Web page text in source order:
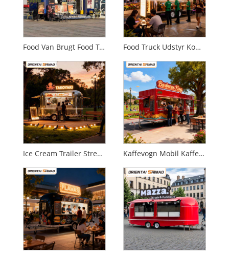
Food Van Brugt Food Truck Til salg Mobil Køkken Catering Food Trailer Food Truck Food Truck Udstyr Kommercielt Køkkenudstyr Catering Mobil Food Trailer Food Truck
Ice Cream Trailer Street Food Mobil Catering Food Trailer Food Truck Kaffevogn Mobil Kaffevogn Lukket Elvogn Restaurant Catering Food Trailer Business Food Truck